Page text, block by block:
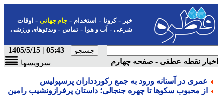
-کرونا-استخدام- جام جهانی-اوقات
شرعی-آب و هوا-تماس-ویدئوهای ورزشی
05:43 | 1405/5/15
نقطه عطفی - صفحه چهارم
سرویسها
عمری در آستانه ورود به جمع رکوردداران پرسپولیس
از محبوب سکوها تا چهره جنجالی؛ داستان پرفرازونشیب رامین